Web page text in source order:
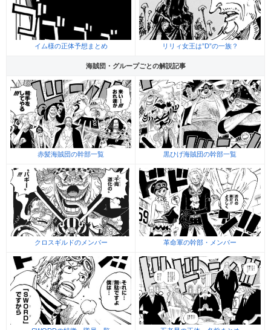
イム様の正体予想まとめ リリィ女王は”D”の一族？
海賊団・グループごとの解説記事
赤髪海賊団の幹部一覧 黒ひげ海賊団の幹部一覧
クロスギルドのメンバー 革命軍の幹部・メンバー